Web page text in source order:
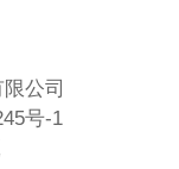
公司
号-1